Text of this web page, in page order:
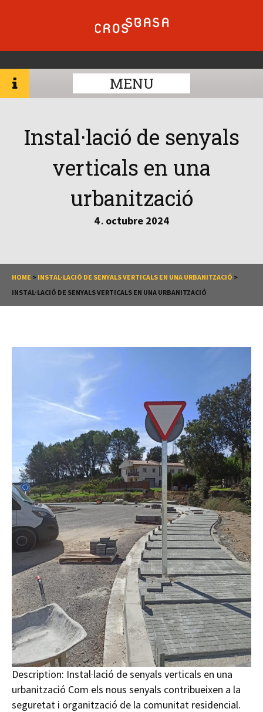
MENU
Instal·lació de senyals
verticals en una
urbanització
4. octubre 2024
HOME > INSTAL·LACIÓ DE SENYALS VERTICALS EN UNA URBANITZACIÓ >
INSTAL·LACIÓ DE SENYALS VERTICALS EN UNA URBANITZACIÓ
Description: Instal·lació de senyals verticals en una
urbanització Com els nous senyals contribueixen a la
seguretat i organització de la comunitat residencial.